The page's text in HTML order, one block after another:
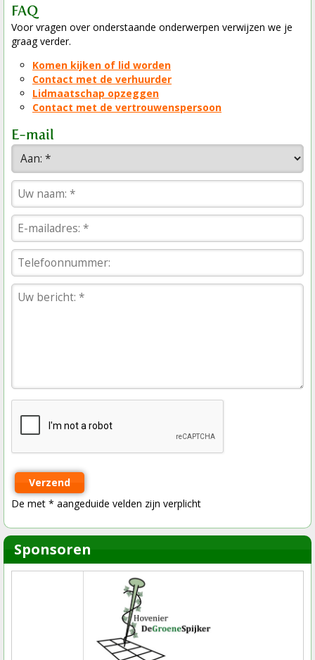
FAQ
Voor vragen over onderstaande onderwerpen verwijzen we je
graag verder.
Komen kijken of lid worden
Contact met de verhuurder
Lidmaatschap opzeggen
Contact met de vertrouwenspersoon
E-mail
Verzend
De met * aangeduide velden zijn verplicht
Sponsoren